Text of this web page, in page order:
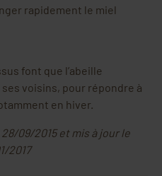
rapidement le miel
font que l’abeille
voisins, pour répondre à
en hiver.
09/2015 et mis à jour le
2017